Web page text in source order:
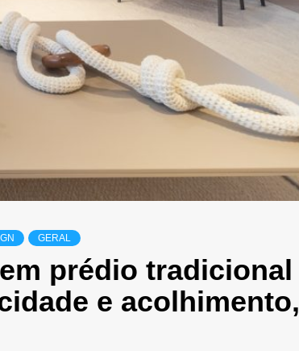
GERAL
prédio tradicional
e acolhimento,